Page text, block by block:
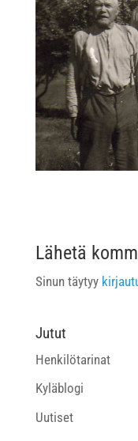
Lähetä
Sinun täytyy
Jutut
Henkilötarinat
Kyläblogi
Uutiset